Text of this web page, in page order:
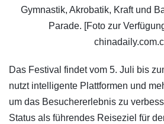
Gymnastik, Akrobatik, Kraft und
Parade. [Foto zur
Das Festival findet vom 5. Juli bis
nutzt intelligente Plattformen und
um das Besuchererlebnis zu
Status als führendes Reiseziel für